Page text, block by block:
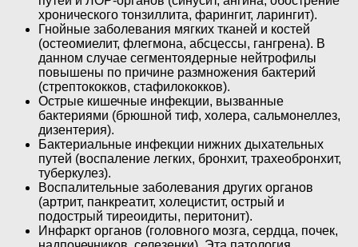
хронического тонзиллита, фарингит, ларингит).
Гнойные заболевания мягких тканей и костей
(остеомиелит, флегмона, абсцессы, гангрена). В
данном случае сегментоядерные нейтрофилы
повышены по причине размножения бактерий
(стрептококков, стафилококков).
Острые кишечные инфекции, вызванные
бактериями (брюшной тиф, холера, сальмонеллез,
дизентерия).
Бактериальные инфекции нижних дыхательных
путей (воспаление легких, бронхит, трахеобронхит,
туберкулез).
Воспалительные заболевания других органов
(артрит, панкреатит, холецистит, острый и
подострый тиреоидиты, перитонит).
Инфаркт органов (головного мозга, сердца, почек,